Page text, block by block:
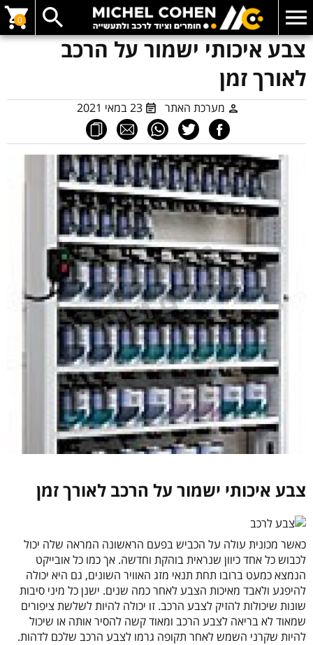
0
צבע איכותי ישמור על הרכב
לאורך זמן
מערכת האתר 23 במאי 2021
צבע איכותי ישמור על הרכב לאורך זמן
כאשר מכונית עולה על הכביש בפעם הראשונה המראה שלה יכול
לכבוש כל אחד כיוון שנראית בוהקת וחדשה. אך כמו כל אובייקט
הנמצא כמעט ברובו תחת תנאי מזג האוויר השונים, גם היא יכולה
להיפגע ולאבד מאיכות הצבע לאחר כמה שנים. ישנן כל מיני סיבות
שונות שיכולות להזיק לצבע הרכב. זו יכולה להיות לשלשת ציפורים
שמאוד לא בריאה לצבע הרכב ומאוד קשה להסיר אותה או שיכול
להיות שקרני השמש לאחר תקופה גרמו לצבע הרכב שלכם לדהות.